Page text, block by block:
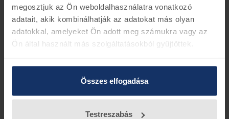
megosztjuk az Ön weboldalhasználatra vonatkozó
adatait, akik kombinálhatják az adatokat más olyan
adatokkal, amelyeket Ön adott meg számukra vagy az
Ön által használt más szolgáltatásokból gyűjtöttek.
Összes elfogadása
Testreszabás
Ford olajcsomag bronz
kategória, 2,0 diesel
27.944 Ft
Ford Kuga olajcsomag
bronz kategória, 2,0 diesel
40.775 Ft
-31% -33%